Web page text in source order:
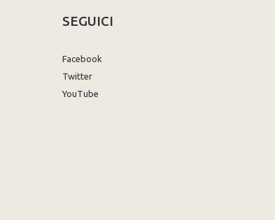
SEGUICI
Facebook
Twitter
YouTube